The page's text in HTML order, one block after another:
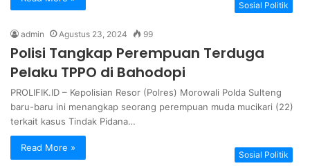
Sosial Politik
admin Agustus 23, 2024 99
Polisi Tangkap Perempuan Terduga
Pelaku TPPO di Bahodopi
PROLIFIK.ID – Kepolisian Resor (Polres) Morowali Polda Sulteng
baru-baru ini menangkap seorang perempuan muda mucikari (22)
terkait kasus Tindak Pidana…
Read More »
Sosial Politik